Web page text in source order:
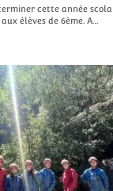
cette année
élèves de 6ème. A…